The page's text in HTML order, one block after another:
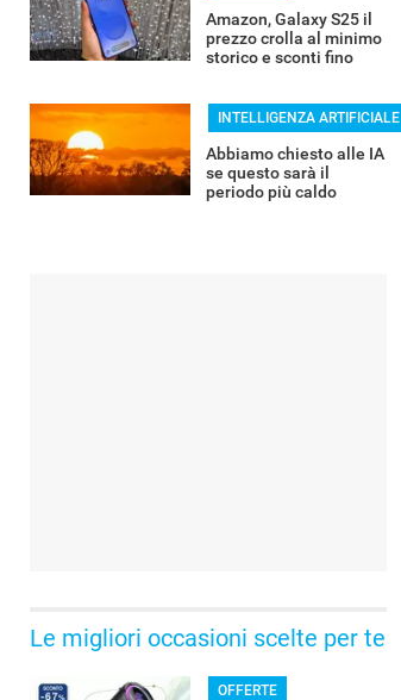
Amazon, Galaxy S25 il
prezzo crolla al minimo
storico e sconti fino
INTELLIGENZA ARTIFICIALE
Abbiamo chiesto alle IA
se questo sarà il
periodo più caldo
Le migliori occasioni scelte per te
OFFERTE